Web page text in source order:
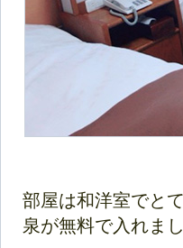
部屋は和洋室でと
泉が無料で入れま